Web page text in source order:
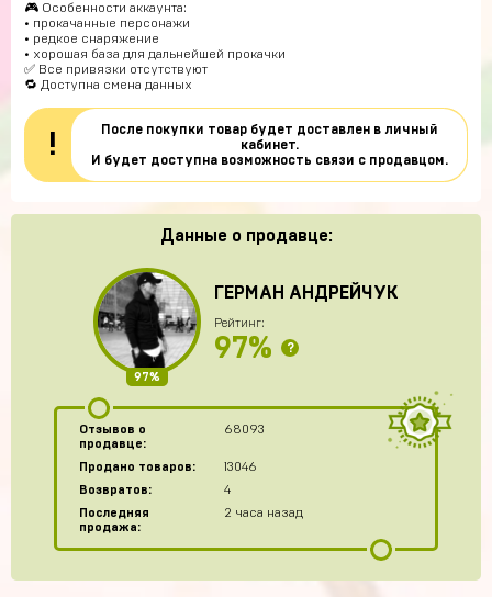
🎮 Особенности аккаунта:
• прокачанные персонажи
• редкое снаряжение
• хорошая база для дальнейшей прокачки
✅ Все привязки отсутствуют
🔁 Доступна смена данных
!
После покупки товар будет доставлен в личный
кабинет.
И будет доступна возможность связи с продавцом.
Данные о продавце:
97%
ГЕРМАН АНДРЕЙЧУК
Рейтинг:
97% ?
Отзывов о
продавце:
68093
Продано товаров:
13046
Возвратов:
4
Последняя
продажа:
2 часа назад